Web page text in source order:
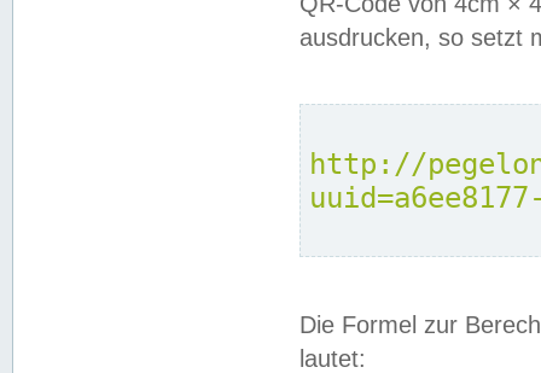
ausdrucken, so setzt
http://
Die Formel zur
lautet: